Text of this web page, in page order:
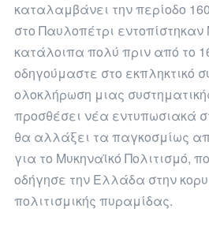
καταλαμβάνει την περίοδο
στο Παυλοπέτρι
κατάλοιπα πολύ πριν από το
οδηγούμαστε στο εκπληκτικό
ολοκλήρωση μιας
προσθέσει νέα εντυπωσιακά
θα αλλάξει τα παγκοσμίως
για το Μυκηναϊκό Πολιτισμό,
οδήγησε την Ελλάδα στην
πολιτισμικής πυραμίδας.